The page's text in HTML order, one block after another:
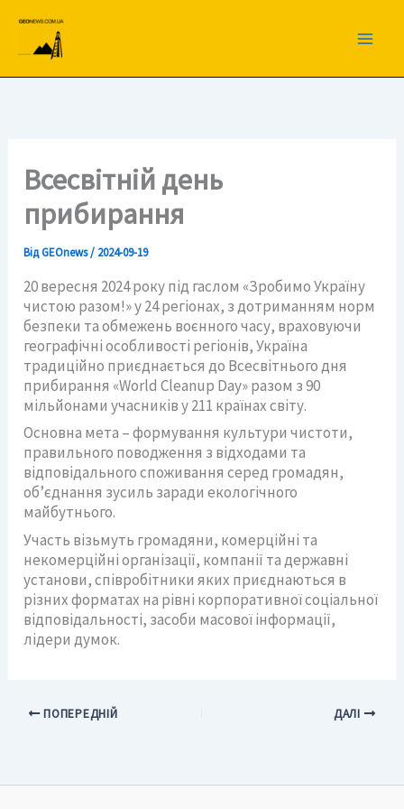
вмісту
Всесвітній день
прибирання
ВідGEOnews/ 2024-09-19
20 вересня 2024 року під гаслом «Зробимо Україну
чистою разом!» у 24 регіонах, з дотриманням норм
безпеки та обмежень воєнного часу, враховуючи
географічні особливості регіонів, Україна
традиційно приєднається до Всесвітнього дня
прибирання «World Cleanup Day» разом з 90
мільйонами учасників у 211 країнах світу.
Основна мета – формування культури чистоти,
правильного поводження з відходами та
відповідального споживання серед громадян,
обʼєднання зусиль заради екологічного
майбутнього.
Участь візьмуть громадяни, комерційні та
некомерційні організації, компанії та державні
установи, співробітники яких приєднаються в
різних форматах на рівні корпоративної соціальної
відповідальності, засоби масової інформації,
лідери думок.
ПОПЕРЕДНІЙ ДАЛІ